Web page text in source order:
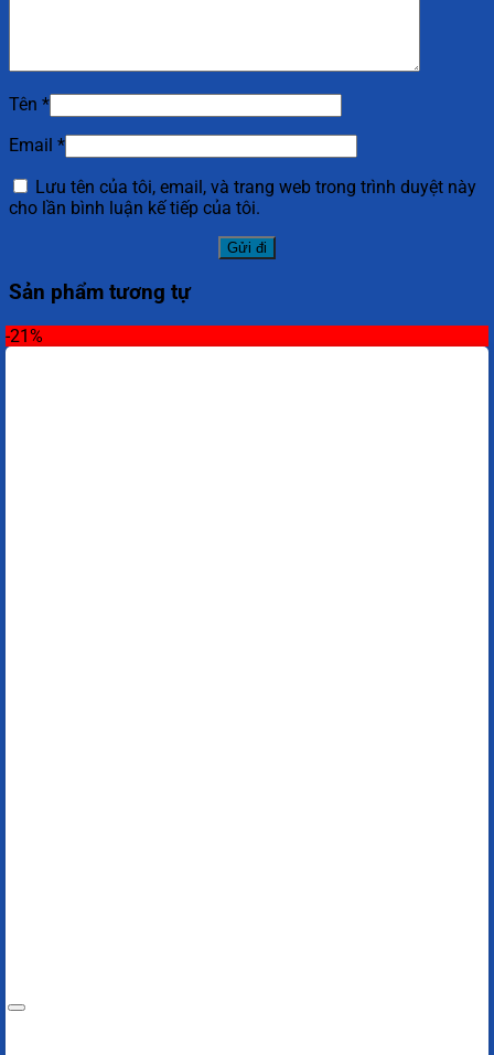
Tên *
Email *
Lưu tên của tôi, email, và trang web trong trình duyệt này
cho lần bình luận kế tiếp của tôi.
Sản phẩm tương tự
-21%